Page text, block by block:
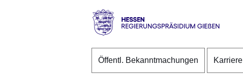
Direkt zum Kopf der Seite
Direkt zum Inhalt
Direkt zum Fuß der Seite
RP
Öffentl. Bekanntmachungen Karriere